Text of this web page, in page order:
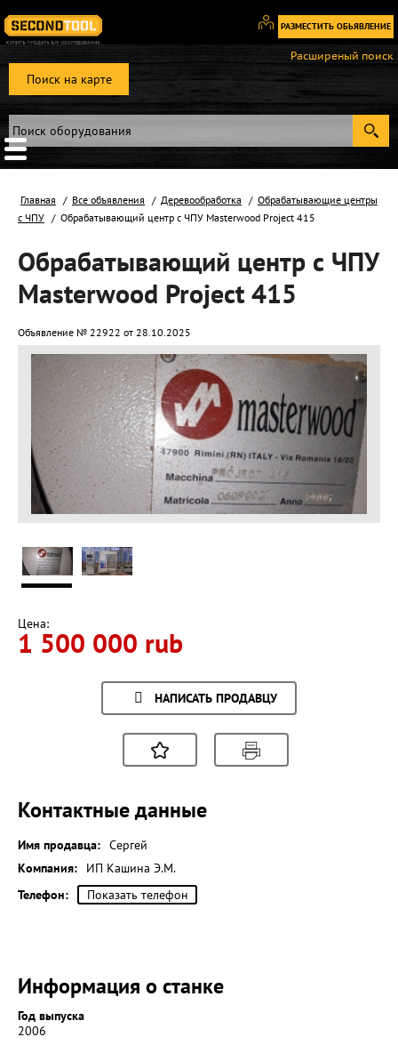
РАЗМЕСТИТЬ ОБЬЯВЛЕНИЕ
Вход
Регистрация
Поиск на карте
Расширеный поиск
Главная Все объявления Деревообработка
Обрабатывающие центры
с ЧПУ
Обрабатывающий центр с ЧПУ Masterwood Project 415
Обрабатывающий центр с ЧПУ
Masterwood Project 415
Объявление № 22922 от 28.10.2025
Цена:
1 500 000 rub
НАПИСАТЬ ПРОДАВЦУ
Контактные данные
Имя продавца: Сергей
Компания:
ИП Кашина Э.М.
Телефон:
Показать телефон
Информация о станке
Год выпуска
2006